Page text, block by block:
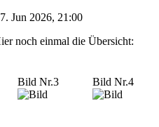
Jun 2026, 21:00
noch einmal die Übersicht:
Bild Nr.3 Bild Nr.4